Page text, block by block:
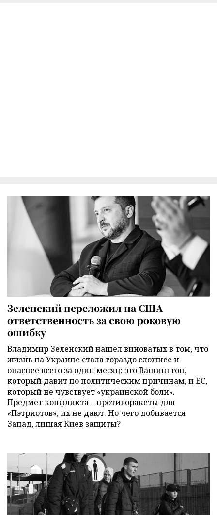
Зеленский переложил на США
ответственность за свою роковую
ошибку
Владимир Зеленский нашел виноватых в том, что
жизнь на Украине стала гораздо сложнее и
опаснее всего за один месяц: это Вашингтон,
который давит по политическим причинам, и ЕС,
который не чувствует «украинской боли».
Предмет конфликта – противоракеты для
«Пэтриотов», их не дают. Но чего добивается
Запад, лишая Киев защиты?